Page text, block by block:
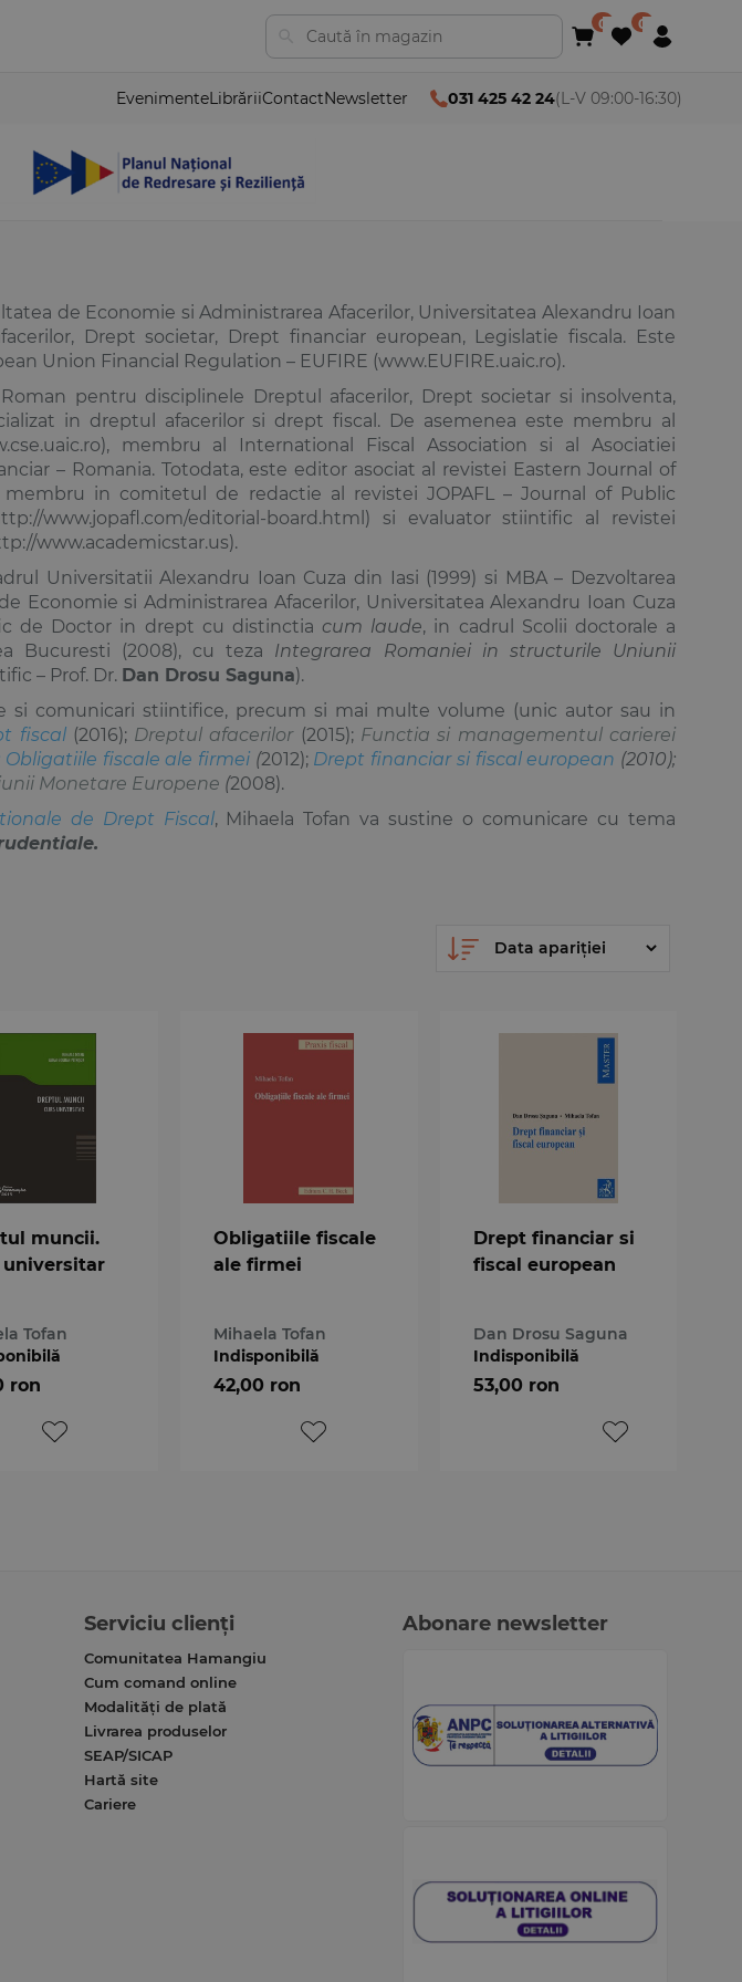
EvenimenteLibrăriiContactNewsletter 031 425 42 24(L-V 09:00-16:30)
de Economie si Administrarea Afacerilor, Universitatea Alexandru Ioan
Drept societar, Drept financiar european, Legislatie fiscala. Este
Union Financial Regulation – EUFIRE (www.EUFIRE.uaic.ro).
pentru disciplinele Dreptul afacerilor, Drept societar si insolventa,
in dreptul afacerilor si drept fiscal. De asemenea este membru al
membru al International Fiscal Association si al Asociatiei
– Romania. Totodata, este editor asociat al revistei Eastern Journal of
membru in comitetul de redactie al revistei JOPAFL – Journal of Public
www.jopafl.com/editorial-board.html) si evaluator stiintific al revistei
www.academicstar.us).
Universitatii Alexandru Ioan Cuza din Iasi (1999) si MBA – Dezvoltarea
Economie si Administrarea Afacerilor, Universitatea Alexandru Ioan Cuza
de Doctor in drept cu distinctia cum laude, in cadrul Scolii doctorale a
Bucuresti (2008), cu teza Integrarea Romaniei in structurile Uniunii
– Prof. Dr. Dan Drosu Saguna).
si comunicari stiintifice, precum si mai multe volume (unic autor sau in
fiscal (2016); Dreptul afacerilor (2015); Functia si managementul carierei
Obligatiile fiscale ale firmei (2012); Drept financiar si fiscal european (2010);
Monetare Europene (2008).
de Drept Fiscal, Mihaela Tofan va sustine o comunicare cu tema
muncii.
universitar
Tofan
ron
Obligatiile fiscale
ale firmei
Mihaela Tofan
Indisponibilă
42,00 ron
Drept financiar si
fiscal european
Dan Drosu Saguna
Indisponibilă
53,00 ron
Serviciu clienți
Comunitatea Hamangiu
Cum comand online
Modalități de plată
Livrarea produselor
SEAP/SICAP
Hartă site
Cariere
Abonare newsletter